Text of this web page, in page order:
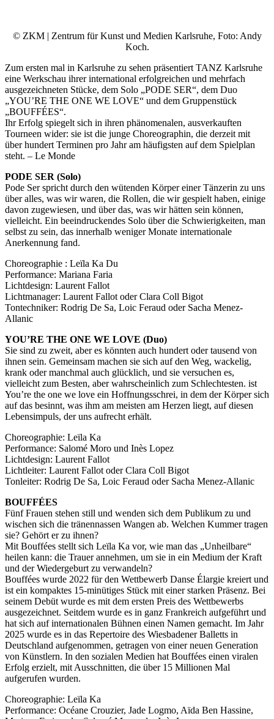
Uli Rothfuss
Harald Schwiers
Buchbesprechungen von Harald Schwiers
Haralds Streifzüge
Hörtipps von Harald Schwiers
Kunstausflüge mit Sigrid Balke
Marc Peschke – Out of The Länd
Buchtipps von Uli Rothfuss
Hausbesuche
Frederick D. Bunsen – Kunst
Bildergeschichten von Jürgen Linde und Dietmar
Zankel
Kunsttheorie: Kunstführer und Flugschwein
Kunst geht weiter.
© ZKM | Zentrum für Kunst und Medien Karlsruhe, Foto: Andy
Koch.
Zum ersten mal in Karlsruhe zu sehen präsentiert TANZ Karlsruhe
eine Werkschau ihrer international erfolgreichen und mehrfach
ausgezeichneten Stücke, dem Solo „PODE SER“, dem Duo
„YOU’RE THE ONE WE LOVE“ und dem Gruppenstück
„BOUFFÉES“.
Ihr Erfolg spiegelt sich in ihren phänomenalen, ausverkauften
Tourneen wider: sie ist die junge Choreographin, die derzeit mit
über hundert Terminen pro Jahr am häufigsten auf dem Spielplan
steht. – Le Monde
PODE SER (Solo)
Pode Ser spricht durch den wütenden Körper einer Tänzerin zu uns
über alles, was wir waren, die Rollen, die wir gespielt haben, einige
davon zugewiesen, und über das, was wir hätten sein können,
vielleicht. Ein beeindruckendes Solo über die Schwierigkeiten, man
selbst zu sein, das innerhalb weniger Monate internationale
Anerkennung fand.
Choreographie : Leïla Ka Du
Performance: Mariana Faria
Lichtdesign: Laurent Fallot
Lichtmanager: Laurent Fallot oder Clara Coll Bigot
Tontechniker: Rodrig De Sa, Loic Feraud oder Sacha Menez-
Allanic
YOU’RE THE ONE WE LOVE (Duo)
Sie sind zu zweit, aber es könnten auch hundert oder tausend von
ihnen sein. Gemeinsam machen sie sich auf den Weg, wackelig,
krank oder manchmal auch glücklich, und sie versuchen es,
vielleicht zum Besten, aber wahrscheinlich zum Schlechtesten. ist
You’re the one we love ein Hoffnungsschrei, in dem der Körper sich
auf das besinnt, was ihm am meisten am Herzen liegt, auf diesen
Lebensimpuls, der uns aufrecht erhält.
Choreographie: Leïla Ka
Performance: Salomé Moro und Inès Lopez
Lichtdesign: Laurent Fallot
Lichtleiter: Laurent Fallot oder Clara Coll Bigot
Tonleiter: Rodrig De Sa, Loic Feraud oder Sacha Menez-Allanic
BOUFFÉES
Fünf Frauen stehen still und wenden sich dem Publikum zu und
wischen sich die tränennassen Wangen ab. Welchen Kummer tragen
sie? Gehört er zu ihnen?
Mit Bouffées stellt sich Leïla Ka vor, wie man das „Unheilbare“
heilen kann: die Trauer annehmen, um sie in ein Medium der Kraft
und der Wiedergeburt zu verwandeln?
Bouffées wurde 2022 für den Wettbewerb Danse Élargie kreiert und
ist ein kompaktes 15-minütiges Stück mit einer starken Präsenz. Bei
seinem Debüt wurde es mit dem ersten Preis des Wettbewerbs
ausgezeichnet. Seitdem wurde es in ganz Frankreich aufgeführt und
hat sich auf internationalen Bühnen einen Namen gemacht. Im Jahr
2025 wurde es in das Repertoire des Wiesbadener Balletts in
Deutschland aufgenommen, getragen von einer neuen Generation
von Künstlern. In den sozialen Medien hat Bouffées einen viralen
Erfolg erzielt, mit Ausschnitten, die über 15 Millionen Mal
aufgerufen wurden.
Choreographie: Leïla Ka
Performance: Océane Crouzier, Jade Logmo, Aïda Ben Hassine,